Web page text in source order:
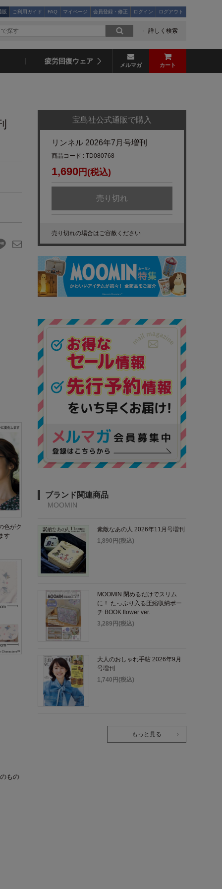
販 ご利用ガイド FAQ マイページ 会員登録・修正 ログイン ログアウト
詳しく検索
疲労回復ウェア メルマガ カート
色がク
す
もの
宝島社公式通販で購入
リンネル 2026年7月号増刊
商品コード : TD080768
1,690 円(税込)
売り切れ
売り切れの場合はご容赦ください
ブランド関連商品
MOOMIN
素敵なあの人 2026年11月号増刊
1,890円(税込)
MOOMIN 閉めるだけでスリム
に！ たっぷり入る圧縮収納ポー
チ BOOK flower ver.
3,289円(税込)
大人のおしゃれ手帖 2026年9月
号増刊
1,740円(税込)
もっと見る